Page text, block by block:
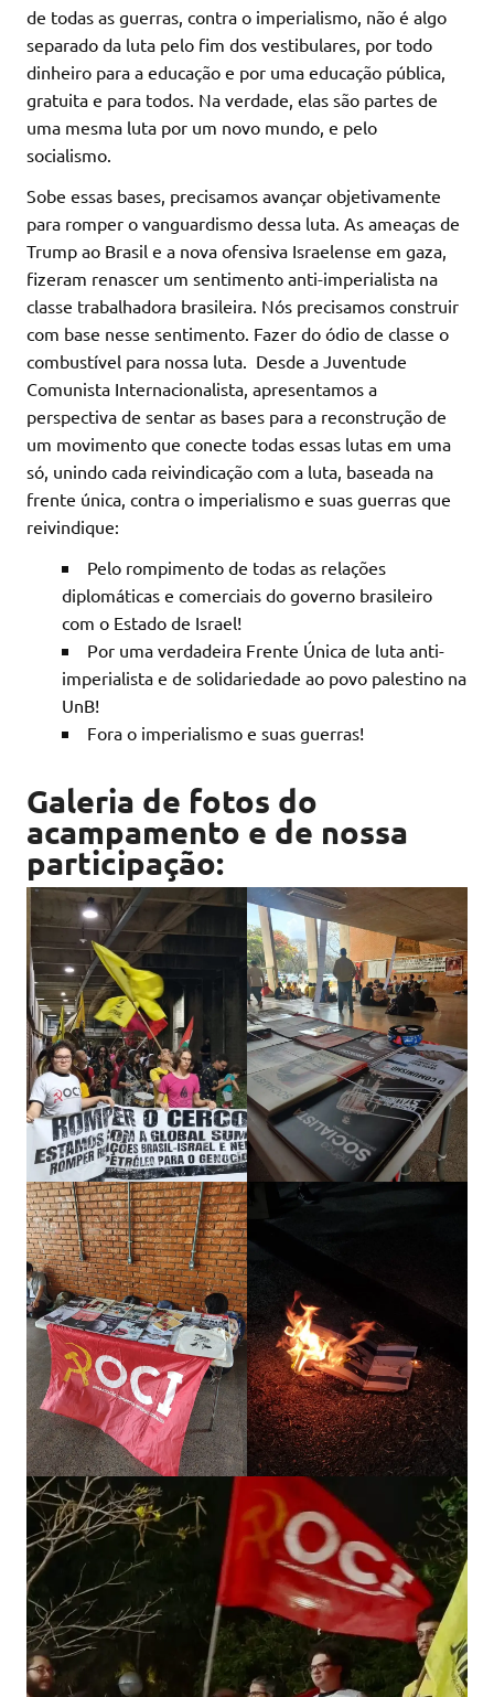
de todas as guerras, contra o imperialismo, não é algo
separado da luta pelo fim dos vestibulares, por todo
dinheiro para a educação e por uma educação pública,
gratuita e para todos. Na verdade, elas são partes de
uma mesma luta por um novo mundo, e pelo
socialismo.
Sobe essas bases, precisamos avançar objetivamente
para romper o vanguardismo dessa luta. As ameaças de
Trump ao Brasil e a nova ofensiva Israelense em gaza,
fizeram renascer um sentimento anti-imperialista na
classe trabalhadora brasileira. Nós precisamos construir
com base nesse sentimento. Fazer do ódio de classe o
combustível para nossa luta. Desde a Juventude
Comunista Internacionalista, apresentamos a
perspectiva de sentar as bases para a reconstrução de
um movimento que conecte todas essas lutas em uma
só, unindo cada reivindicação com a luta, baseada na
frente única, contra o imperialismo e suas guerras que
reivindique:
Pelo rompimento de todas as relações
diplomáticas e comerciais do governo brasileiro
com o Estado de Israel!
Por uma verdadeira Frente Única de luta anti-
imperialista e de solidariedade ao povo palestino na
UnB!
Fora o imperialismo e suas guerras!
Galeria de fotos do
acampamento e de nossa
participação: